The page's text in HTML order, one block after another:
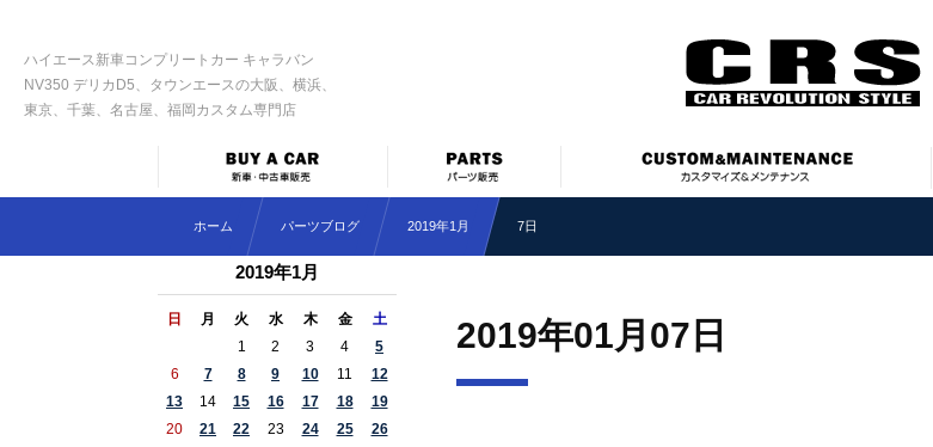
ハイエース新車コンプリートカー キャラバン
NV350 デリカD5、タウンエースの大阪、横浜、
東京、千葉、名古屋、福岡カスタム専門店
ホーム パーツブログ 2019年1月 7日
2019年01月07日
2019年1月
日 月 火 水 木 金 土
1 2 3 4
5
6
7 8 9 10 11
12
13
14 15 16 17 18
19
20
21 22 23 24 25
26